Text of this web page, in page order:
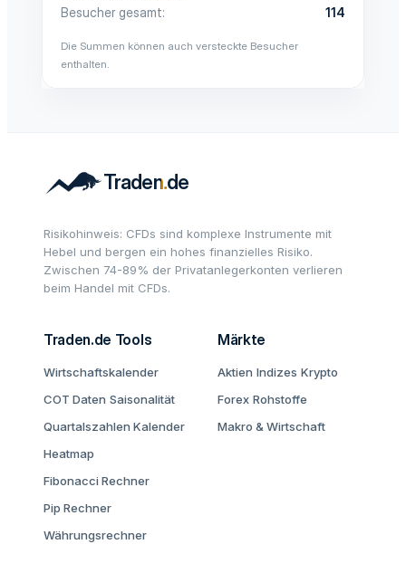
Besucher gesamt
114
Die Summen können auch versteckte Besucher
enthalten.
Risikohinweis: CFDs sind komplexe Instrumente mit
Hebel und bergen ein hohes finanzielles Risiko.
Zwischen 74-89% der Privatanlegerkonten verlieren
beim Handel mit CFDs.
Traden.de Tools
Wirtschaftskalender
COT Daten Saisonalität
Quartalszahlen Kalender
Heatmap
Fibonacci Rechner
Pip Rechner
Währungsrechner
Märkte
Aktien Indizes Krypto
Forex Rohstoffe
Makro & Wirtschaft